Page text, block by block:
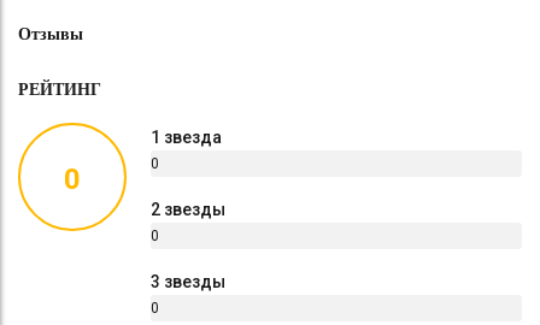
Отзывы
РЕЙТИНГ
0
1 звезда
0
2 звезды
0
3 звезды
0